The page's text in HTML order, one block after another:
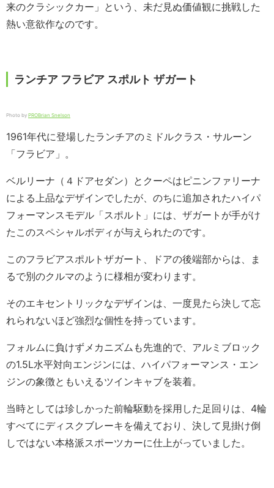
来のクラシックカー」という、未だ見ぬ価値観に挑戦した
熱い意欲作なのです。
ランチア フラビア スポルト ザガート
Photo by PROBrian Snelson
1961年代に登場したランチアのミドルクラス・サルーン
「フラビア」。
ベルリーナ（４ドアセダン）とクーペはピニンファリーナ
による上品なデザインでしたが、のちに追加されたハイパ
フォーマンスモデル「スポルト」には、ザガートが手がけ
たこのスペシャルボディが与えられたのです。
このフラビアスポルトザガート、ドアの後端部からは、ま
るで別のクルマのように様相が変わります。
そのエキセントリックなデザインは、一度見たら決して忘
れられないほど強烈な個性を持っています。
フォルムに負けずメカニズムも先進的で、アルミブロック
の1.5L水平対向エンジンには、ハイパフォーマンス・エン
ジンの象徴ともいえるツインキャブを装着。
当時としては珍しかった前輪駆動を採用した足回りは、4輪
すべてにディスクブレーキを備えており、決して見掛け倒
しではない本格派スポーツカーに仕上がっていました。